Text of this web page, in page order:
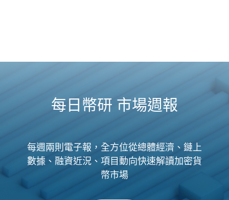
每日幣研 市場週報
每週兩則電子報，全方位從總體經濟、鏈上
數據、融資近況、項目動向快速解讀加密貨
幣市場